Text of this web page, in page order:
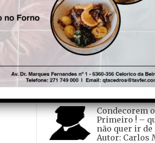
Falso
Autor: Nuno
1 de Agosto de
Tadei Pogacar
“Tour” – A
França em
pela quinta
João Dinis
Condecorem o
Primeiro ! –
não quer ir de
Autor: Carlos